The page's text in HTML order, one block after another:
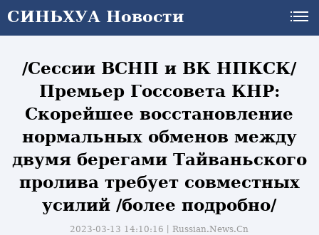
СИНЬХУА Новости
СИНЬХУА Новости
/Сессии ВСНП и ВК НПКСК/
Премьер Госсовета КНР:
Скорейшее восстановление
нормальных обменов между
двумя берегами Тайваньского
пролива требует совместных
усилий /более подробно/
2023-03-13 14:10:16丨Russian.News.Cn